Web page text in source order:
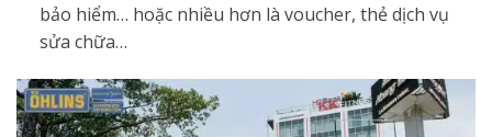
bảo hiểm… hoặc nhiều hơn là voucher, thẻ dịch vụ
sửa chữa…